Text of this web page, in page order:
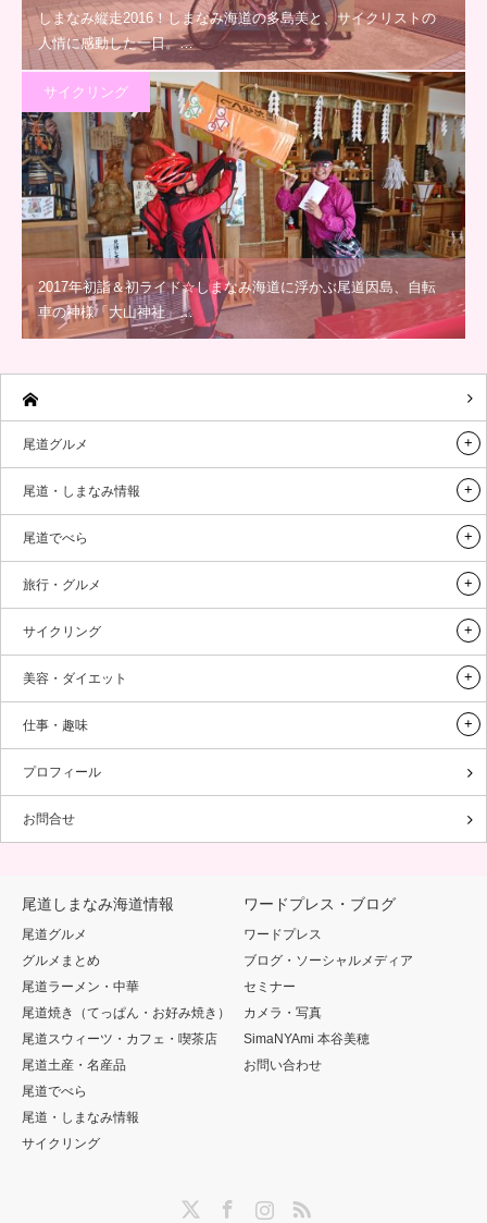
しまなみ縦走2016！しまなみ海道の多島美と、サイクリストの
人情に感動した一日。…
サイクリング
2017年初詣＆初ライド☆しまなみ海道に浮かぶ尾道因島、自転
車の神様「大山神社」…
尾道グルメ
尾道・しまなみ情報
尾道でべら
旅行・グルメ
サイクリング
美容・ダイエット
仕事・趣味
プロフィール
お問合せ
尾道しまなみ海道情報
尾道グルメ
グルメまとめ
尾道ラーメン・中華
尾道焼き（てっぱん・お好み焼き）
尾道スウィーツ・カフェ・喫茶店
尾道土産・名産品
尾道でべら
尾道・しまなみ情報
サイクリング
ワードプレス・ブログ
ワードプレス
ブログ・ソーシャルメディア
セミナー
カメラ・写真
SimaNYAmi 本谷美穂
お問い合わせ
InstagramRSS